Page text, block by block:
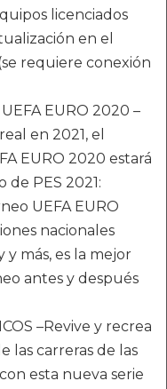
licenciados
en el
requiere conexión
EURO 2020 –
en 2021, el
EURO 2020 estará
PES 2021:
UEFA EURO
nacionales
y más, es la mejor
antes y después
–Revive y recrea
las carreras de las
esta nueva serie